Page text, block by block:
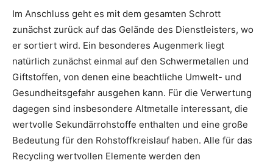
Im Anschluss geht es mit dem gesamten Schrott
zunächst zurück auf das Gelände des Dienstleisters, wo
er sortiert wird. Ein besonderes Augenmerk liegt
natürlich zunächst einmal auf den Schwermetallen und
Giftstoffen, von denen eine beachtliche Umwelt- und
Gesundheitsgefahr ausgehen kann. Für die Verwertung
dagegen sind insbesondere Altmetalle interessant, die
wertvolle Sekundärrohstoffe enthalten und eine große
Bedeutung für den Rohstoffkreislauf haben. Alle für das
Recycling wertvollen Elemente werden den